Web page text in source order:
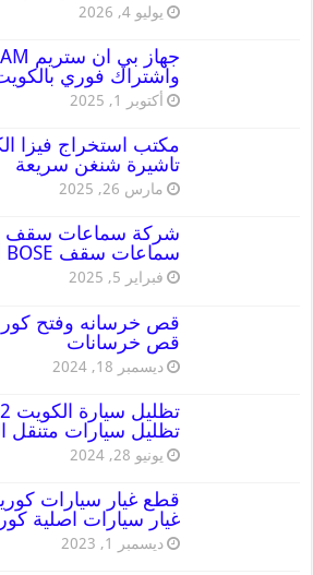
يوليو 4, 2026
واشتراك فوري
أكتوبر 1, 2025
تاشيرة شنغن سريعة
مارس 26, 2025
سماعات سقف BOSE أصلية
فبراير 5, 2025
قص خرسانات
ديسمبر 18, 2024
تظليل سيارات متنقل
يونيو 28, 2024
غيار سيارات اصلية
ديسمبر 1, 2023